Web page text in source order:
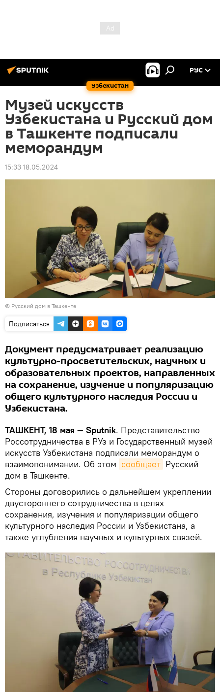
Узбекистан
РУС
Музей искусств
Узбекистана и Русский дом
в Ташкенте подписали
меморандум
15:33 18.05.2024
© Русский дом в Ташкенте
Подписаться
Документ предусматривает реализацию
культурно-просветительских, научных и
образовательных проектов, направленных
на сохранение, изучение и популяризацию
общего культурного наследия России и
Узбекистана.
ТАШКЕНТ, 18 мая — Sputnik. Представительство
Россотрудничества в РУз и Государственный музей
искусств Узбекистана подписали меморандум о
взаимопонимании. Об этом сообщает Русский
дом в Ташкенте.
Стороны договорились о дальнейшем укреплении
двустороннего сотрудничества в целях
сохранения, изучения и популяризации общего
культурного наследия России и Узбекистана, а
также углубления научных и культурных связей.